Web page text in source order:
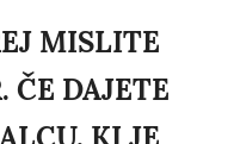
MISLITE
ČE DAJETE